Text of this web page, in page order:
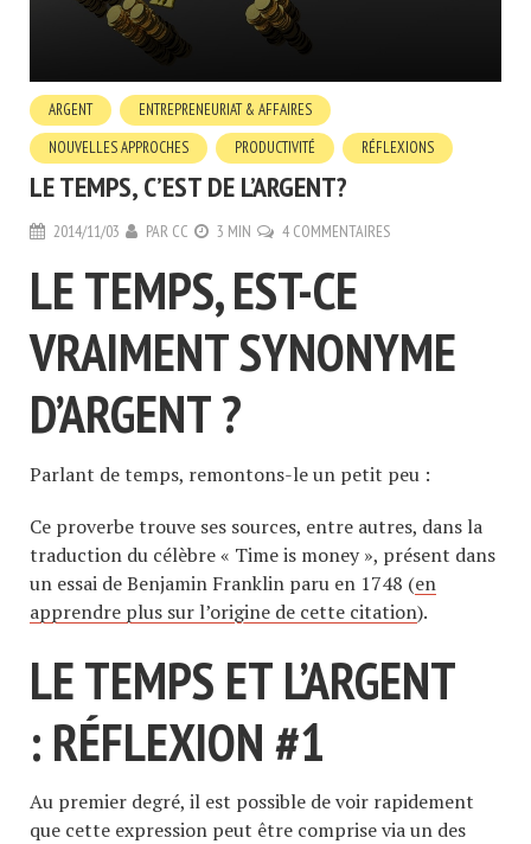
ARGENT
ENTREPRENEURIAT & AFFAIRES
NOUVELLES APPROCHES
PRODUCTIVITÉ RÉFLEXIONS
LE TEMPS, C’EST DE L’ARGENT?
2014/11/03 PAR CC 3 MIN 4 COMMENTAIRES
LE TEMPS, EST-CE
VRAIMENT SYNONYME
D’ARGENT ?
Parlant de temps, remontons-le un petit peu :
Ce proverbe trouve ses sources, entre autres, dans la
traduction du célèbre « Time is money », présent dans
un essai de Benjamin Franklin paru en 1748 (en
apprendre plus sur l’origine de cette citation).
LE TEMPS ET L’ARGENT
: RÉFLEXION #1
Au premier degré, il est possible de voir rapidement
que cette expression peut être comprise via un des